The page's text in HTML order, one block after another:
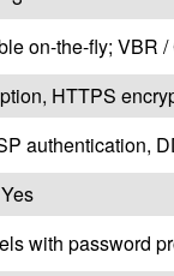
on-the-fly; VBR
HTTPS
authentication,
Yes
with password